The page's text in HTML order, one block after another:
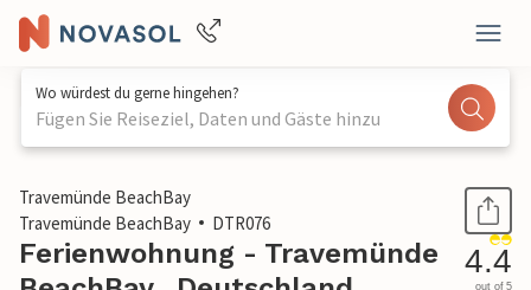
Wo würdest du gerne hingehen?
Fügen Sie Reiseziel, Daten und Gäste hinzu
1 / 27
Travemünde BeachBay
Travemünde BeachBay
DTR076
Ferienwohnung - Travemünde
4.4
out of 5